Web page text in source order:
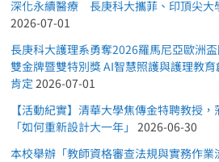
深化永續醫療 長庚科大攜菲、印頂尖大
2026-07-01
長庚科大護理系勇奪2026羅馬尼亞歐洲
雙金牌暨雙特別獎 AI智慧照護與護理教
肯定 2026-07-01
【活動紀實】清華大學焦傳金特聘教授，
「如何重新設計大一年」 2026-06-30
本校舉辦「教師資格審查法規與實務作業